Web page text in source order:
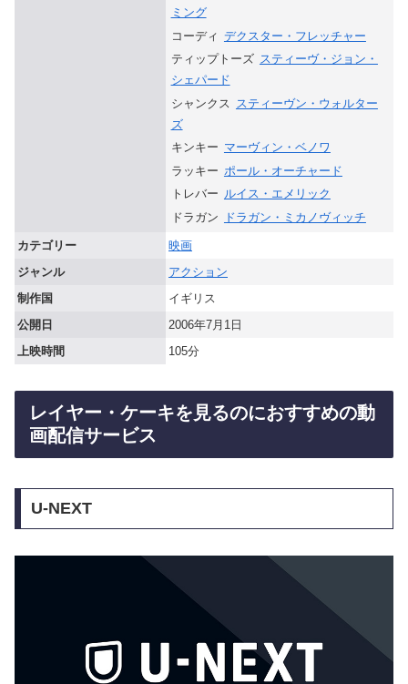
ミング
コーディ デクスター・フレッチャー
ティップトーズ スティーヴ・ジョン・
シェパード
シャンクス
スティーヴン・ウォルター
ズ
キンキー マーヴィン・ベノワ
ラッキー ポール・オーチャード
トレバー ルイス・エメリック
ドラガン
ドラガン・ミカノヴィッチ
カテゴリー
映画
ジャンル
アクション
制作国
イギリス
公開日
2006年7月1日
上映時間
105分
レイヤー・ケーキを見るのにおすすめの動
画配信サービス
U-NEXT